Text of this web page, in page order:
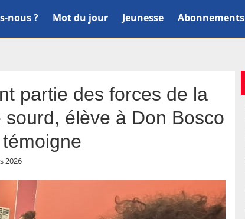
nous ? Mot du jour Jeunesse Abonnements
partie des forces de la
élève à Don Bosco
2026